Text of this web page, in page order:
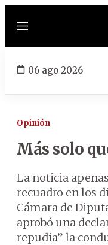
Menú
06 ago 2026
Opinión
Más solo
La noticia
recuadro en los
Cámara de
aprobó una
repudia” la